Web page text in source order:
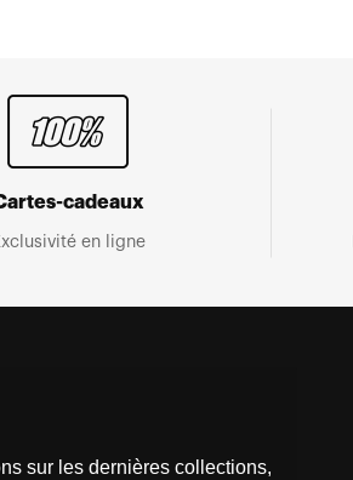
cadeaux
en ligne
sur les dernières collections,